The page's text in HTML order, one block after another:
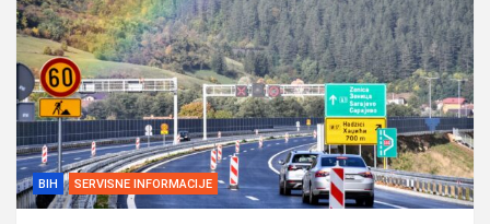
BIH SERVISNE INFORMACIJE